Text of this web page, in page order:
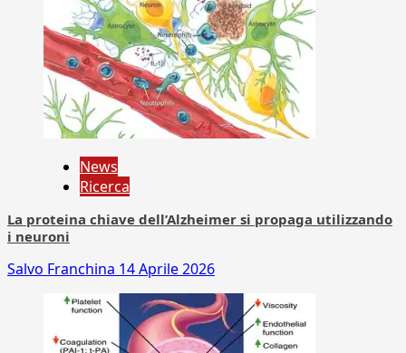
News
Ricerca
La proteina chiave dell’Alzheimer si propaga utilizzando
i neuroni
Salvo Franchina 14 Aprile 2026